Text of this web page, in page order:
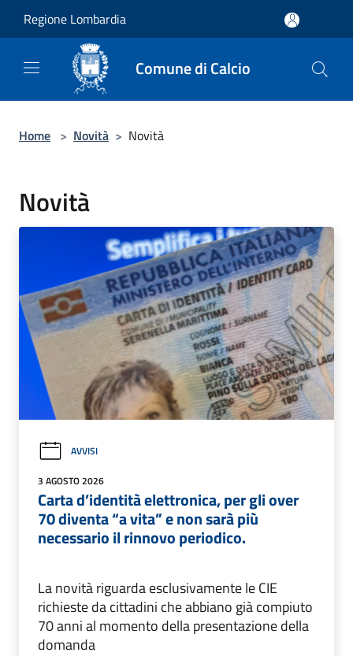
Regione Lombardia
Comune di Calcio
Home > Novità > Novità
Novità
AVVISI
3 AGOSTO 2026
Carta d’identità elettronica, per gli over
70 diventa “a vita” e non sarà più
necessario il rinnovo periodico.
La novità riguarda esclusivamente le CIE
richieste da cittadini che abbiano già compiuto
70 anni al momento della presentazione della
domanda